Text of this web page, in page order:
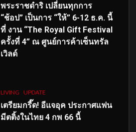
พระราชดำริ เปลี่ยนทุกการ
“ช้อป” เป็นการ “ให้” 6-12 ธ.ค. นี้
ที่ งาน “The Royal Gift Festival
ครั้งที่ 4” ณ ศูนย์การค้าเซ็นทรัล
เวิลด์
LIVING UPDATE
เตรียมกรี๊ด! อีแจอุค ประกาศแฟน
มีตติ้งในไทย 4 กพ 66 นี้